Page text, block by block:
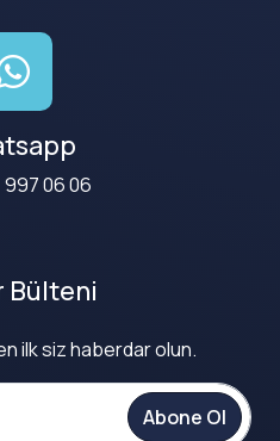
06 06
Bülteni
ilk siz haberdar olun.
Abone Ol